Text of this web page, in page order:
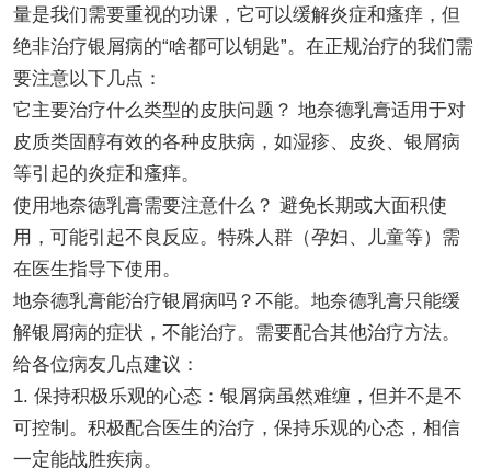
量是我们需要重视的功课，它可以缓解炎症和瘙痒，但
绝非治疗银屑病的“啥都可以钥匙”。在正规治疗的我们需
要注意以下几点：
它主要治疗什么类型的皮肤问题？ 地奈德乳膏适用于对
皮质类固醇有效的各种皮肤病，如湿疹、皮炎、银屑病
等引起的炎症和瘙痒。
使用地奈德乳膏需要注意什么？ 避免长期或大面积使
用，可能引起不良反应。特殊人群（孕妇、儿童等）需
在医生指导下使用。
地奈德乳膏能治疗银屑病吗？不能。地奈德乳膏只能缓
解银屑病的症状，不能治疗。需要配合其他治疗方法。
给各位病友几点建议：
1. 保持积极乐观的心态：银屑病虽然难缠，但并不是不
可控制。积极配合医生的治疗，保持乐观的心态，相信
一定能战胜疾病。